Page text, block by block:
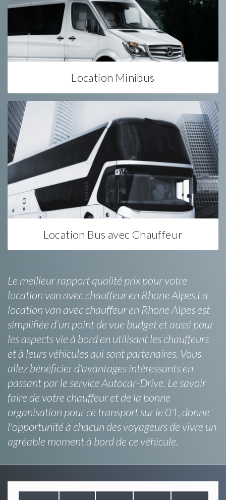
Location Minibus
Location Bus avec Chauffeur
Le meilleur rapport qualité prix pour votre
location van avec chauffeur en Rhone Alpes.La
location van avec chauffeur en Rhone Alpes est
simplifiée d’un point de vue budget et aussi pour
les aspects vie à bord en utilisant les chauffeurs
et à leurs véhicules qui sont partenaires. Vous
allez bénéficier d'avantages intéressants en
passant par le service Autocar-Drive. Le savoir
faire de votre chauffeur et de la bonne
organisation pour ce transport sur le 01, donne
l'opportunité à chacun des voyageurs de vivre un
agréable moment à bord de ce véhicule.